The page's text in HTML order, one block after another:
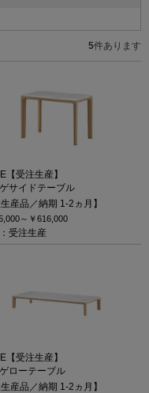
5件あります
【受注生産】
サイドテーブル
生産品／納期 1-2ヵ月】
～ ￥616,000
受注生産
【受注生産】
ローテーブル
生産品／納期 1-2ヵ月】